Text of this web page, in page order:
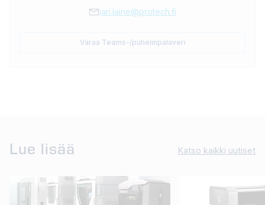
jari.laine@protech.fi
Varaa Teams-/puhelinpalaveri
Lue lisää Katso kaikki uutiset